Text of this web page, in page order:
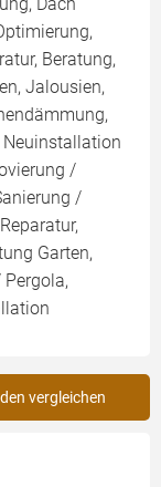
Beratung,
Jalousien,
/
/
Garten,
Pergola,
vergleichen